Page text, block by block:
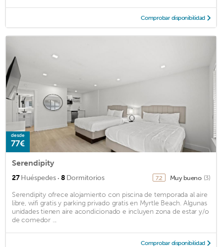
Comprobar disponibilidad
desde
77€
Serendipity
27Huéspedes · 8 Dormitorios 7.2 Muy bueno (3)
Serendipity ofrece alojamiento con piscina de temporada al aire
libre, wifi gratis y parking privado gratis en Myrtle Beach. Algunas
unidades tienen aire acondicionado e incluyen zona de estar y/o
de comedor ...
Comprobar disponibilidad